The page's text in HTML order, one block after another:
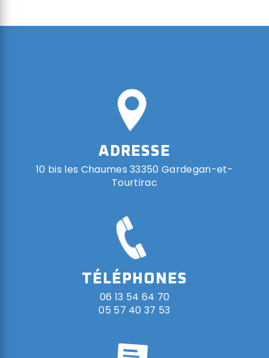
ADRESSE
10 bis les Chaumes 33350 Gardegan-et-
Tourtirac
TÉLÉPHONES
06 13 54 64 70
05 57 40 37 53